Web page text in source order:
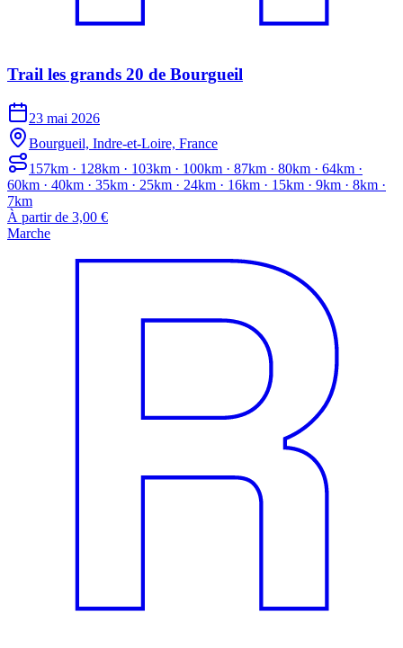
Trail les grands 20 de Bourgueil
23 mai 2026
Bourgueil, Indre-et-Loire, France
157km · 128km · 103km · 100km · 87km · 80km · 64km ·
60km · 40km · 35km · 25km · 24km · 16km · 15km · 9km · 8km ·
7km
À partir de 3,00 €
Marche